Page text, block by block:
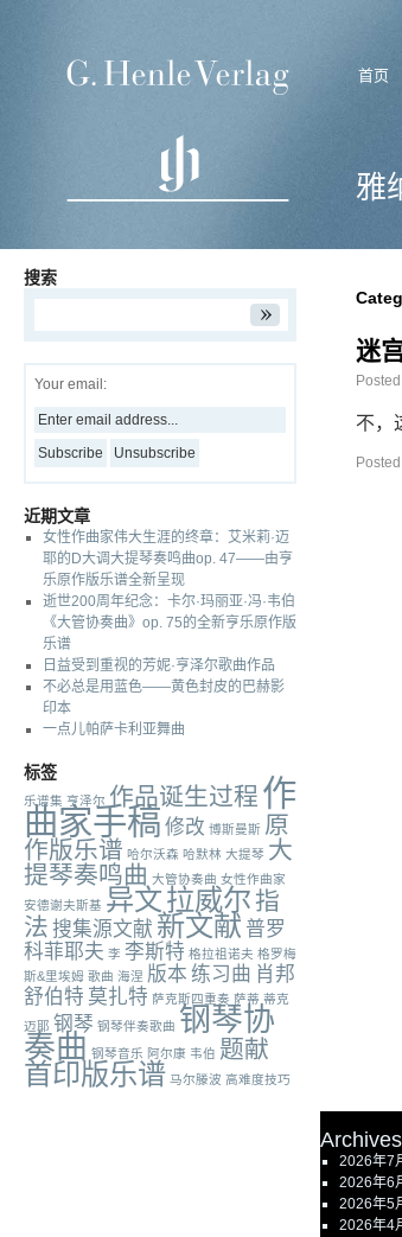
首页
雅
迷
不，
搜索
Your email:
近期文章
女性作曲家伟大生涯的终章：艾米莉·迈
耶的D大调大提琴奏鸣曲op. 47——由亨
乐原作版乐谱全新呈现
逝世200周年纪念：卡尔·玛丽亚·冯·韦伯
《大管协奏曲》op. 75的全新亨乐原作版
乐谱
日益受到重视的芳妮·亨泽尔歌曲作品
不必总是用蓝色——黄色封皮的巴赫影
印本
一点儿帕萨卡利亚舞曲
标签
乐谱集 亨泽尔 作品诞生过程 作
曲家手稿 修改 博斯曼斯 原
作版乐谱 哈尔沃森 哈默林 大提琴 大
提琴奏鸣曲 大管协奏曲 女性作曲家
安德谢夫斯基 异文拉威尔 指
法 搜集源文献 新文献 普罗
科菲耶夫 李 李斯特 格拉祖诺夫 格罗梅
斯&里埃姆 歌曲 海涅 版本 练习曲 肖邦
舒伯特 莫扎特 萨克斯四重奏 萨蒂 蒂克
迈耶 钢琴 钢琴伴奏歌曲 钢琴协
奏曲 钢琴音乐 阿尔康 韦伯 题献
首印版乐谱 马尔滕波 高难度技巧
Archives
2026年7
2026年6
2026年5
2026年4